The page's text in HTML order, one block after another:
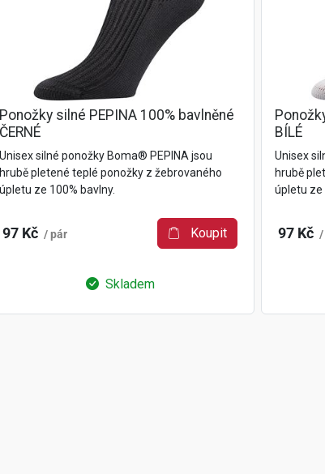
Ponožky silné PEPINA 100% bavlněné
ČERNÉ
Unisex silné ponožky Boma® PEPINA jsou
hrubě pletené teplé ponožky z žebrovaného
úpletu ze 100% bavlny.
97 Kč / pár Koupit
Skladem
BÍLÉ
Unisex
hrubě
úpletu ze
97 Kč /